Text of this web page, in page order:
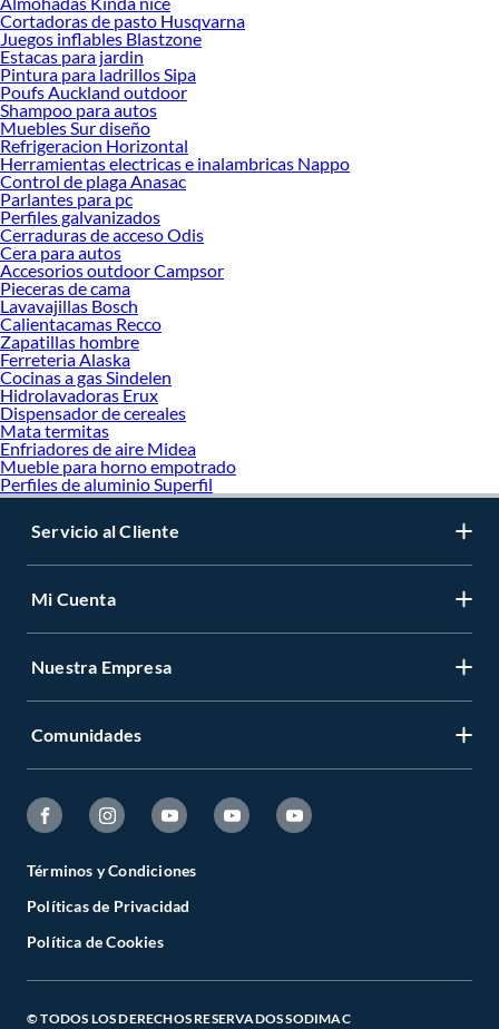
¡Visítanos y haz tus ideas realidad!
Cortadoras de pasto Husqvarna
Juegos inflables Blastzone
Estacas para jardin
Pintura para ladrillos Sipa
Poufs Auckland outdoor
Shampoo para autos
Muebles Sur diseño
Refrigeracion Horizontal
Herramientas electricas e inalambricas Nappo
Control de plaga Anasac
Parlantes para pc
Perfiles galvanizados
Cerraduras de acceso Odis
Cera para autos
Accesorios outdoor Campsor
Pieceras de cama
Lavavajillas Bosch
Calientacamas Recco
Zapatillas hombre
Ferreteria Alaska
Cocinas a gas Sindelen
Hidrolavadoras Erux
Dispensador de cereales
Mata termitas
Enfriadores de aire Midea
Mueble para horno empotrado
Perfiles de aluminio Superfil
Servicio al Cliente
Mi Cuenta
Nuestra Empresa
Comunidades
Términos y Condiciones
Políticas de Privacidad
Política de Cookies
© TODOS LOS DERECHOS RESERVADOS SODIMAC